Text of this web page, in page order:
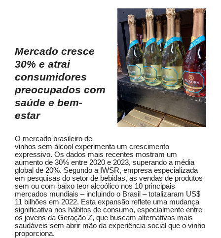
Mercado cresce
30% e atrai
consumidores
preocupados com
saúde e bem-
estar
O mercado brasileiro de
vinhos sem álcool experimenta um crescimento
expressivo. Os dados mais recentes mostram um
aumento de 30% entre 2020 e 2023, superando a média
global de 20%. Segundo a IWSR, empresa especializada
em pesquisas do setor de bebidas, as vendas de produtos
sem ou com baixo teor alcoólico nos 10 principais
mercados mundiais – incluindo o Brasil – totalizaram US$
11 bilhões em 2022. Esta expansão reflete uma mudança
significativa nos hábitos de consumo, especialmente entre
os jovens da Geração Z, que buscam alternativas mais
saudáveis sem abrir mão da experiência social que o vinho
proporciona.